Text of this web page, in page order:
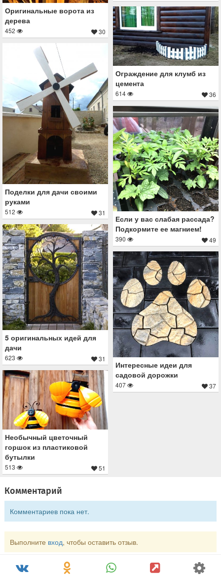
Оригинальные ворота из
дерева
452 30
Ограждение для клумб из
цемента
614 36
Поделки для дачи своими
руками
512 31
Если у вас слабая рассада?
Подкормите ее магнием!
390 49
5 оригинальных идей для
дачи
623 31
Интересные идеи для
садовой дорожки
407 37
Необычный цветочный
горшок из пластиковой
бутылки
513 51
Комментарий
Комментариев пока нет.
Выполните вход, чтобы оставить отзыв.